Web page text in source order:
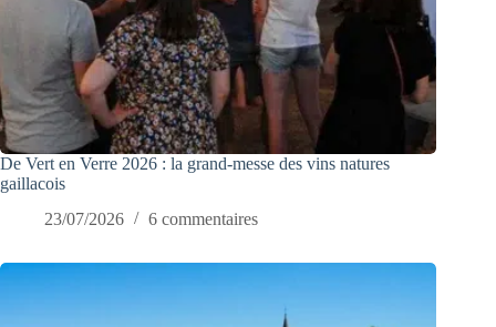
De Vert en Verre 2026 : la grand-messe des vins natures
gaillacois
23/07/2026
6 commentaires